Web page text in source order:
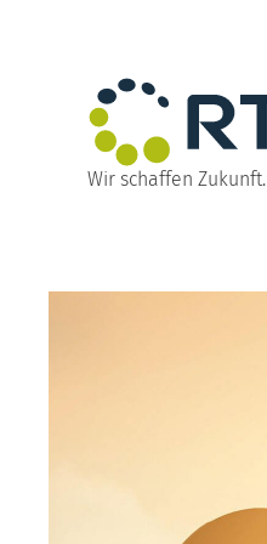
Wir schaffen Zukunft.